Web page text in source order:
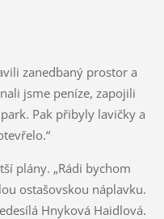
zanedbaný prostor a
jsme peníze, zapojili
Pak přibyly lavičky a
plány. „Rádi bychom
ostašovskou náplavku.
Hnyková Haidlová.